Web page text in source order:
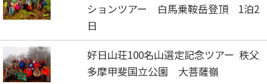
ションツアー 白馬乗鞍岳登頂 1泊2
日
好日山荘100名山選定記念ツアー 秩父
多摩甲斐国立公園 大菩薩嶺